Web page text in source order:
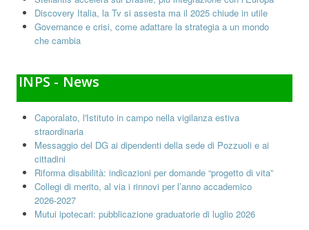
Discovery Italia, la Tv si assesta ma il 2025 chiude in utile
Governance e crisi, come adattare la strategia a un mondo
che cambia
INPS - News
Caporalato, l'Istituto in campo nella vigilanza estiva
straordinaria
Messaggio del DG ai dipendenti della sede di Pozzuoli e ai
cittadini
Riforma disabilità: indicazioni per domande “progetto di vita”
Collegi di merito, al via i rinnovi per l’anno accademico
2026-2027
Mutui ipotecari: pubblicazione graduatorie di luglio 2026